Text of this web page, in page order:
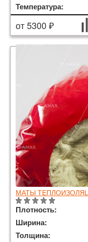
Температура:
от 5300 ₽
МАТЫ
Плотность:
Ширина:
Толщина: